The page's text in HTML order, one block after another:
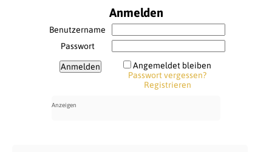
Anmelden
Benutzername
Passwort
Angemeldet bleiben
Passwort vergessen?
Registrieren